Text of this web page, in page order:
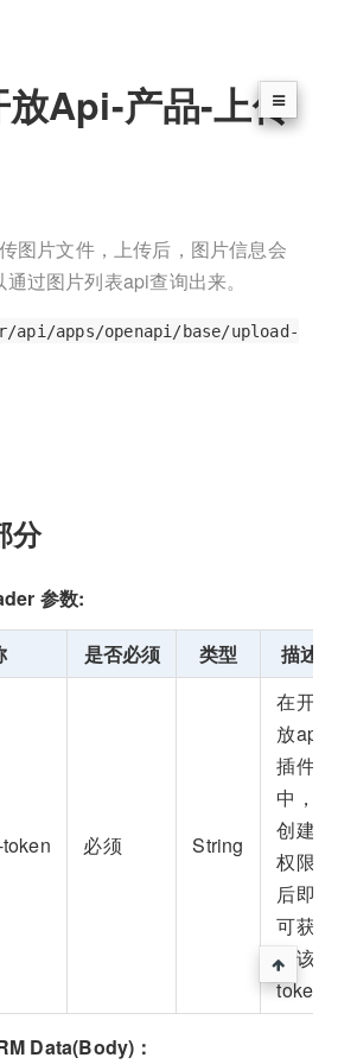
Api-产品-上传
图片文件，上传后，图片信息会
过图片列表api查询出来。
api/apps/openapi/base/upload-
分
参数:
是否必须 类型 描述
必须 String
在开
放api
插件
中，
创建
权限
后即
可获
取该
token
Data(Body)：